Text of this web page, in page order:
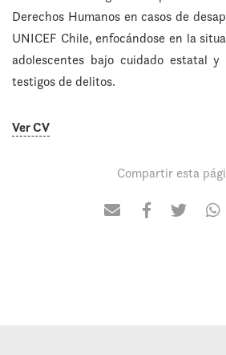
Derechos Humanos en casos de
UNICEF Chile, enfocándose en la
adolescentes bajo cuidado estatal
testigos de delitos.
Ver CV
Compartir esta